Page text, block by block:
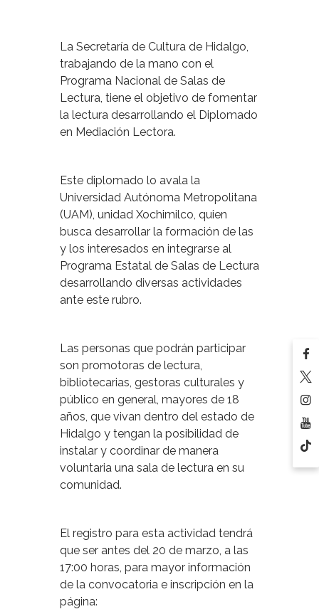
La Secretaría de Cultura de Hidalgo,
trabajando de la mano con el
Programa Nacional de Salas de
Lectura, tiene el objetivo de fomentar
la lectura desarrollando el Diplomado
en Mediación Lectora.
Este diplomado lo avala la
Universidad Autónoma Metropolitana
(UAM), unidad Xochimilco, quien
busca desarrollar la formación de las
y los interesados en integrarse al
Programa Estatal de Salas de Lectura
desarrollando diversas actividades
ante este rubro.
Las personas que podrán participar
son promotoras de lectura,
bibliotecarias, gestoras culturales y
público en general, mayores de 18
años, que vivan dentro del estado de
Hidalgo y tengan la posibilidad de
instalar y coordinar de manera
voluntaria una sala de lectura en su
comunidad.
El registro para esta actividad tendrá
que ser antes del 20 de marzo, a las
17:00 horas, para mayor información
de la convocatoria e inscripción en la
página: